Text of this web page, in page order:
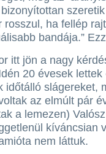
rosszul, ha fellép
bandája.”
itt jön a nagy
20 évesek
időtálló slágereket,
az elmúlt pár
a lemezen)
kíváncsian
nem láttuk.